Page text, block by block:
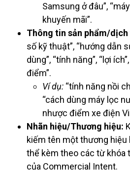
Samsung ở đâu”,
khuyến mãi”.
Thông tin sản phẩm/
số kỹ thuật”, “hướng dẫn
dùng”, “tính năng”, “lợi
điểm”.
Ví dụ: “tính năng nồi
“cách dùng máy lọc
nhược điểm xe điện
Nhãn hiệu/Thương hiệu:
kiếm tên một thương
thể kèm theo các từ khóa
của Commercial Intent.